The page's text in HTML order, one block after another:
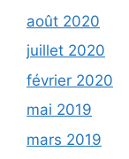
août 2020
juillet 2020
février 2020
mai 2019
mars 2019